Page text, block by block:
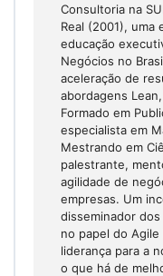
Consultoria na
Real (2001), uma
educação
Negócios no
aceleração de
abordagens
Formado em
especialista em
Mestrando em
palestrante,
agilidade de
empresas. Um
disseminador
no papel do
liderança para a
o que há de